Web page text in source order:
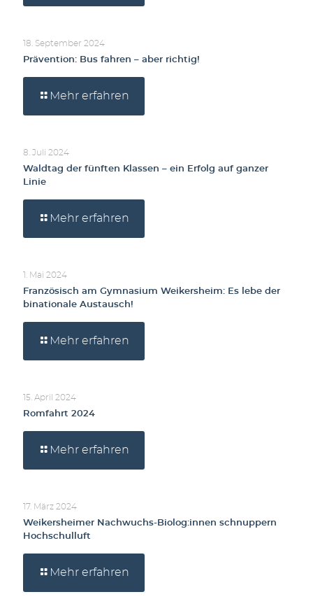
18. September 2024
Prävention: Bus fahren – aber richtig!
Mehr erfahren
8. Juli 2024
Waldtag der fünften Klassen – ein Erfolg auf ganzer
Linie
Mehr erfahren
1. Mai 2024
Französisch am Gymnasium Weikersheim: Es lebe der
binationale Austausch!
Mehr erfahren
15. April 2024
Romfahrt 2024
Mehr erfahren
17. März 2024
Weikersheimer Nachwuchs-Biolog:innen schnuppern
Hochschulluft
Mehr erfahren